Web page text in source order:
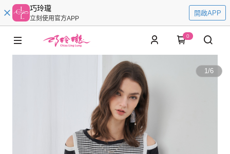
巧玲瓏
立刻使用官方APP
開啟APP
0
1/6